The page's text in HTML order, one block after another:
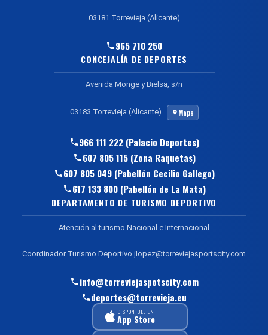
03181 Torrevieja (Alicante)
965 710 250
CONCEJALÍA DE DEPORTES
Avenida Monge y Bielsa, s/n
03183 Torrevieja (Alicante) Maps
966 111 222 (Palacio Deportes)
607 805 115 (Zona Raquetas)
607 805 049 (Pabellón Cecilio Gallego)
617 133 800 (Pabellón de La Mata)
DEPARTAMENTO DE TURISMO DEPORTIVO
Atención al turismo Nacional e Internacional
Coordinador Turismo Deportivo jlopez@torreviejasportscity.com
info@torreviejaspotscity.com
deportes@torrevieja.eu
DISPONIBLE EN
App Store